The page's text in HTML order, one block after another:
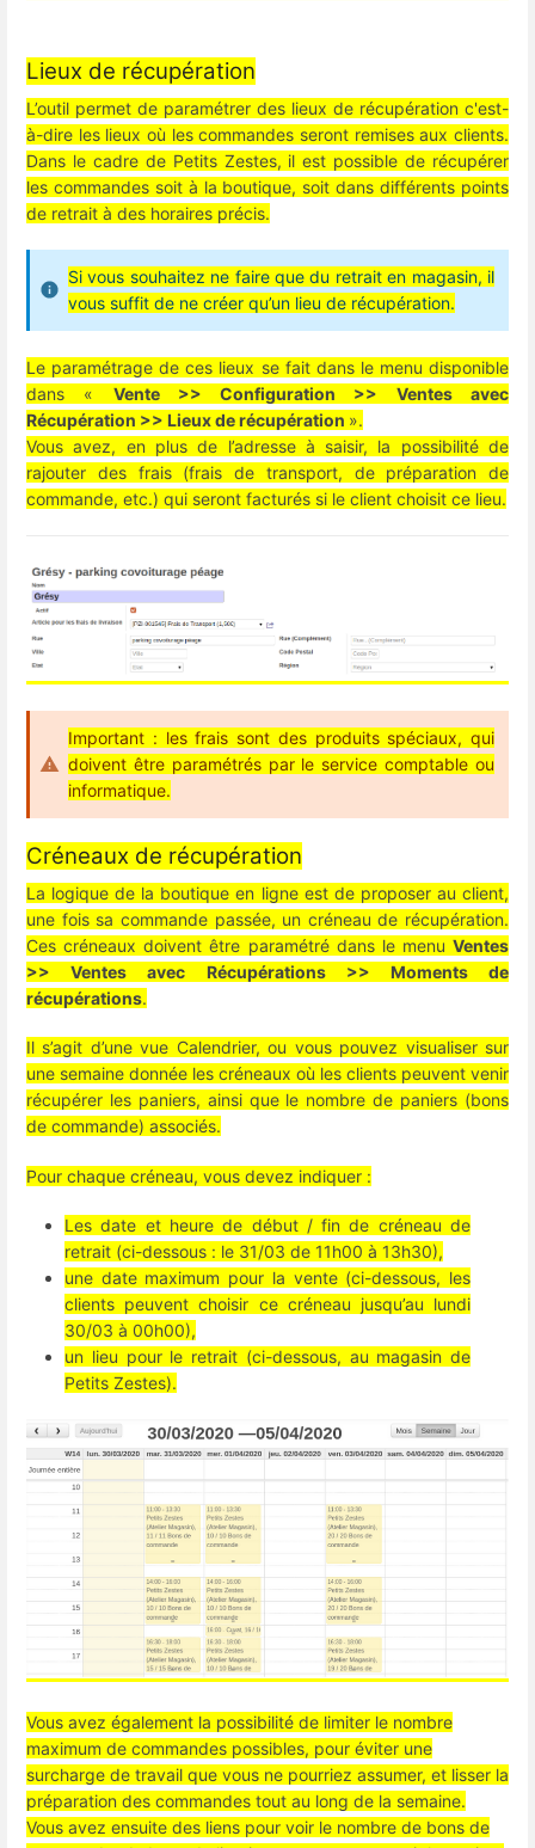
Lieux de récupération
L’outil permet de paramétrer des lieux de récupération c'est-
à-dire les lieux où les commandes seront remises aux clients.
Dans le cadre de Petits Zestes, il est possible de récupérer
les commandes soit à la boutique, soit dans différents points
de retrait à des horaires précis.
Si vous souhaitez ne faire que du retrait en magasin, il
vous suffit de ne créer qu’un lieu de récupération.
Le paramétrage de ces lieux se fait dans le menu disponible
dans « Vente >> Configuration >> Ventes avec
Récupération >> Lieux de récupération ».
Vous avez, en plus de l’adresse à saisir, la possibilité de
rajouter des frais (frais de transport, de préparation de
commande, etc.) qui seront facturés si le client choisit ce lieu.
Important : les frais sont des produits spéciaux, qui
doivent être paramétrés par le service comptable ou
informatique.
Créneaux de récupération
La logique de la boutique en ligne est de proposer au client,
une fois sa commande passée, un créneau de récupération.
Ces créneaux doivent être paramétré dans le menu Ventes
>> Ventes avec Récupérations >> Moments de
récupérations.
Il s’agit d’une vue Calendrier, ou vous pouvez visualiser sur
une semaine donnée les créneaux où les clients peuvent venir
récupérer les paniers, ainsi que le nombre de paniers (bons
de commande) associés.
Pour chaque créneau, vous devez indiquer :
Les date et heure de début / fin de créneau de
retrait (ci-dessous : le 31/03 de 11h00 à 13h30),
une date maximum pour la vente (ci-dessous, les
clients peuvent choisir ce créneau jusqu’au lundi
30/03 à 00h00),
un lieu pour le retrait (ci-dessous, au magasin de
Petits Zestes).
Vous avez également la possibilité de limiter le nombre
maximum de commandes possibles, pour éviter une
surcharge de travail que vous ne pourriez assumer, et lisser la
préparation des commandes tout au long de la semaine.
Vous avez ensuite des liens pour voir le nombre de bons de